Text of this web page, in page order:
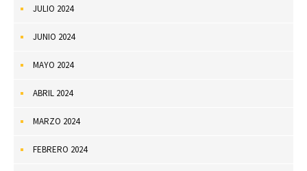
JULIO 2024
JUNIO 2024
MAYO 2024
ABRIL 2024
MARZO 2024
FEBRERO 2024